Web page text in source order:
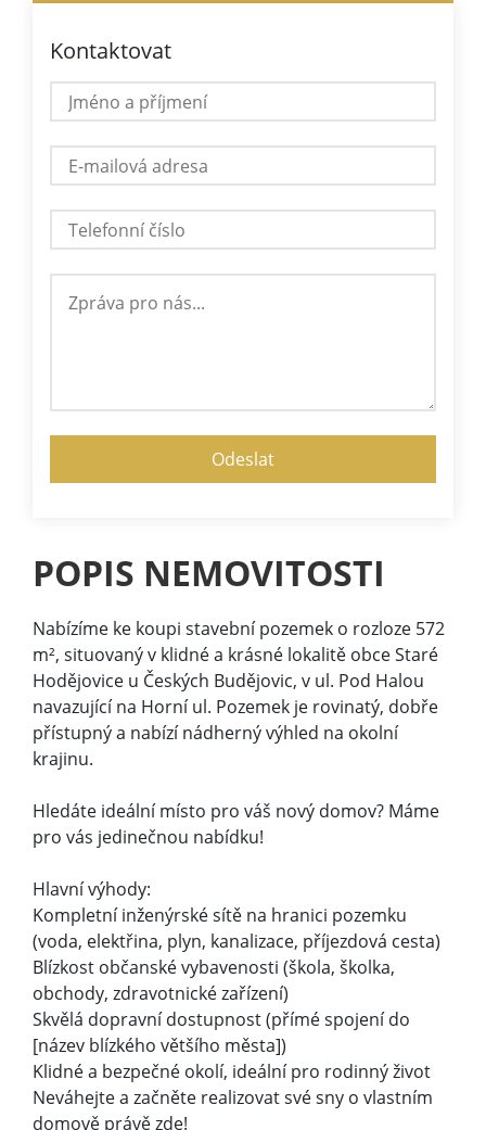
Kontaktovat
POPIS NEMOVITOSTI
Nabízíme ke koupi stavební pozemek o rozloze 572
m², situovaný v klidné a krásné lokalitě obce Staré
Hodějovice u Českých Budějovic, v ul. Pod Halou
navazující na Horní ul. Pozemek je rovinatý, dobře
přístupný a nabízí nádherný výhled na okolní
krajinu.
Hledáte ideální místo pro váš nový domov? Máme
pro vás jedinečnou nabídku!
Hlavní výhody:
Kompletní inženýrské sítě na hranici pozemku
(voda, elektřina, plyn, kanalizace, příjezdová cesta)
Blízkost občanské vybavenosti (škola, školka,
obchody, zdravotnické zařízení)
Skvělá dopravní dostupnost (přímé spojení do
[název blízkého většího města])
Klidné a bezpečné okolí, ideální pro rodinný život
Neváhejte a začněte realizovat své sny o vlastním
domově právě zde!